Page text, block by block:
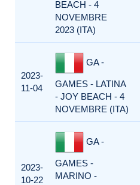
BEACH - 4
NOVEMBRE
2023 (ITA)
2023-
11-04
GA -
GAMES - LATINA
- JOY BEACH - 4
NOVEMBRE (ITA)
2023-
10-22
GA -
GAMES -
MARINO -